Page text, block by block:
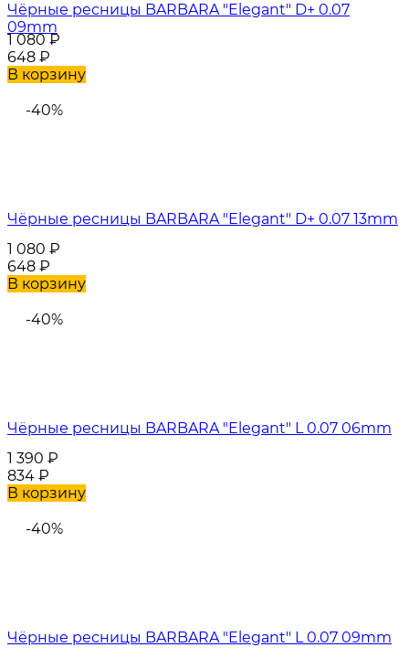
Чёрные ресницы BARBARA "Elegant" D+ 0.07
09mm
1 080₽
648 ₽
В корзину
-40%
Чёрные ресницы BARBARA "Elegant" D+ 0.07 13mm
1 080 ₽
648 ₽
В корзину
-40%
Чёрные ресницы BARBARA "Elegant" L 0.07 06mm
1 390 ₽
834 ₽
В корзину
-40%
Чёрные ресницы BARBARA "Elegant" L 0.07 09mm